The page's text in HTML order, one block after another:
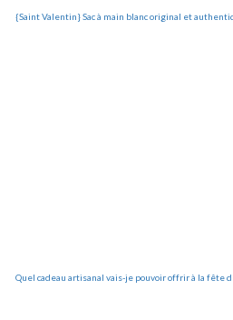
{Saint Valentin} Sac à main blanc original et
Quel cadeau artisanal vais-je pouvoir offrir à la fête